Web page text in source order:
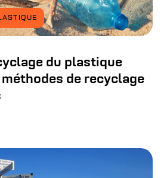
du plastique
de recyclage